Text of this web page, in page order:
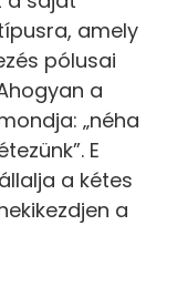
amely
pólusai
a
„néha
E
a kétes
a